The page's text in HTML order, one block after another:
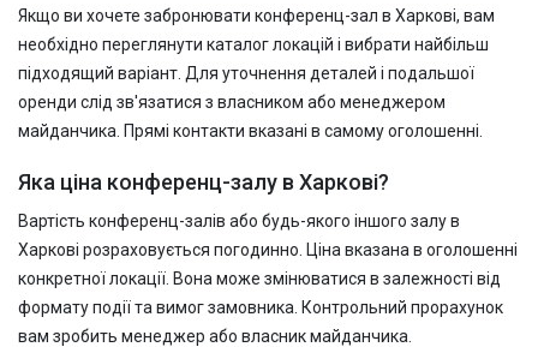
Якщо ви хочете забронювати конференц-зал в Харкові, вам
необхідно переглянути каталог локацій і вибрати найбільш
підходящий варіант. Для уточнення деталей і подальшої
оренди слід зв'язатися з власником або менеджером
майданчика. Прямі контакти вказані в самому оголошенні.
Яка ціна конференц-залу в Харкові?
Вартість конференц-залів або будь-якого іншого залу в
Харкові розраховується погодинно. Ціна вказана в оголошенні
конкретної локації. Вона може змінюватися в залежності від
формату події та вимог замовника. Контрольний прорахунок
вам зробить менеджер або власник майданчика.